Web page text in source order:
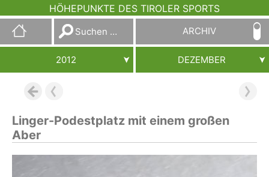
HÖHEPUNKTE DES TIROLER SPORTS
Suchen
nach:
ARCHIV
2012 DEZEMBER
Linger-Podestplatz mit einem großen
Aber